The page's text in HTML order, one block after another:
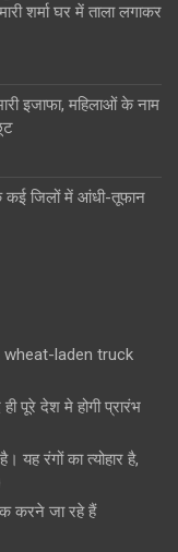
शर्मा घर में ताला लगाकर
इजाफा, महिलाओं के नाम
कई जिलों में आंधी-तूफान
laden truck
पूरे देश मे होगी प्रारंभ
यह रंगों का त्योहार है,
करने जा रहे हैं